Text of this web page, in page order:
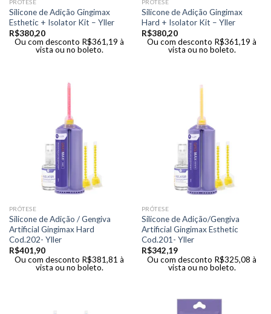
PRÓTESE
Silicone de Adição Gingimax
Esthetic + Isolator Kit – Yller
R$380,20
Ou com desconto R$361,19 à
vista ou no boleto.
PRÓTESE
Silicone de Adição Gingimax
Hard + Isolator Kit – Yller
R$380,20
Ou com desconto R$361,19 à
vista ou no boleto.
PRÓTESE
Silicone de Adição / Gengiva
Artificial Gingimax Hard
Cod.202- Yller
R$401,90
Ou com desconto R$381,81 à
vista ou no boleto.
PRÓTESE
Silicone de Adição/Gengiva
Artificial Gingimax Esthetic
Cod.201- Yller
R$342,19
Ou com desconto R$325,08 à
vista ou no boleto.